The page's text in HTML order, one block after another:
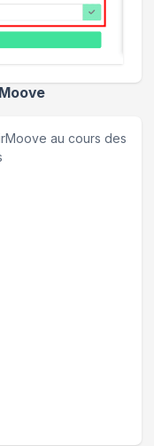
au cours des